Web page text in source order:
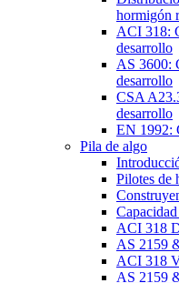
hormigón
ACI 318:
desarrollo
AS 3600:
desarrollo
CSA
desarrollo
EN 1992:
Pila de algo
Pilotes de
ACI 318
AS 2159
ACI 318
AS 2159